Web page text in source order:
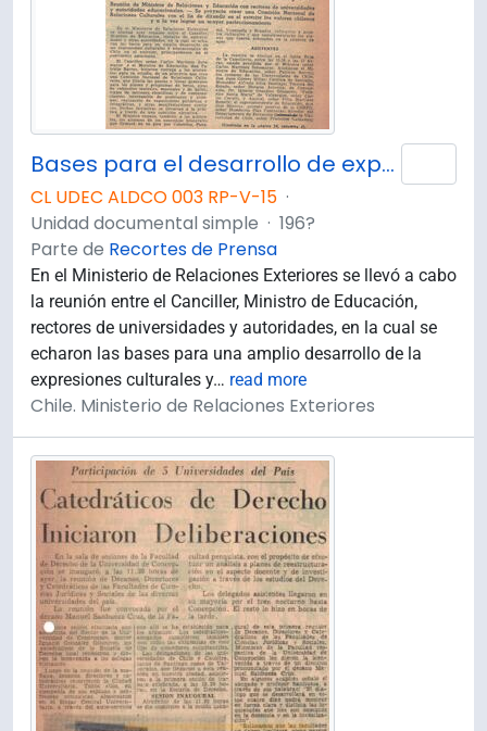
Bases para el desarrollo de expresiones culturales chilenas en el extranjero.
CL UDEC ALDCO 003 RP-V-15 ·
Unidad documental simple · 196?
Parte de Recortes de Prensa
En el Ministerio de Relaciones Exteriores se llevó a cabo
la reunión entre el Canciller, Ministro de Educación,
rectores de universidades y autoridades, en la cual se
echaron las bases para una amplio desarrollo de la
expresiones culturales y… read more
Chile. Ministerio de Relaciones Exteriores